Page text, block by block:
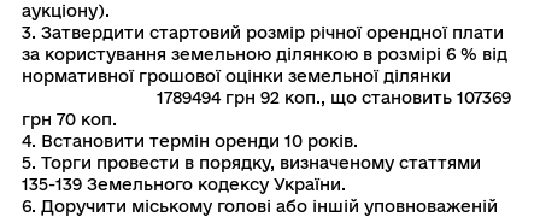
аукціону).
3. Затвердити стартовий розмір річної орендної плати
за користування земельною ділянкою в розмірі 6 % від
нормативної грошової оцінки земельної ділянки
1789494 грн 92 коп., що становить 107369
грн 70 коп.
4. Встановити термін оренди 10 років.
5. Торги провести в порядку, визначеному статтями
135-139 Земельного кодексу України.
6. Доручити міському голові або іншій уповноваженій